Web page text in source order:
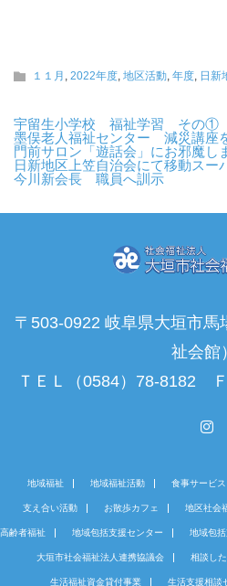
１１月 , 2022年度, 地区活動, 年度, 日新
宇留生小学校 福祉学習 その①
墨俣老人福祉センター 減災講座
門前サロン「遊話会」にお邪魔し
日新地区上笠自治会にて移動スー
今川新会長 職員へ訓示
〒503-0922 岐阜県大垣市馬
祉会館）
ＴＥＬ（0584）78-8182
地域福祉 地域福祉活動 食事サービス
支え合い活動 お散歩カフェ 地区社会
高齢者福祉 地域包括支援センター 地域包
大垣市社会福祉法人連携協議会 相談し
生活福祉資金貸付事業 生活支援相談